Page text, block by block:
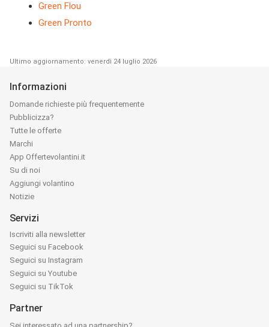
Green Flou
Green Pronto
Ultimo aggiornamento: venerdì 24 luglio 2026
Informazioni
Domande richieste più frequentemente
Pubblicizza?
Tutte le offerte
Marchi
App Offertevolantini.it
Su di noi
Aggiungi volantino
Notizie
Servizi
Iscriviti alla newsletter
Seguici su Facebook
Seguici su Instagram
Seguici su Youtube
Seguici su TikTok
Partner